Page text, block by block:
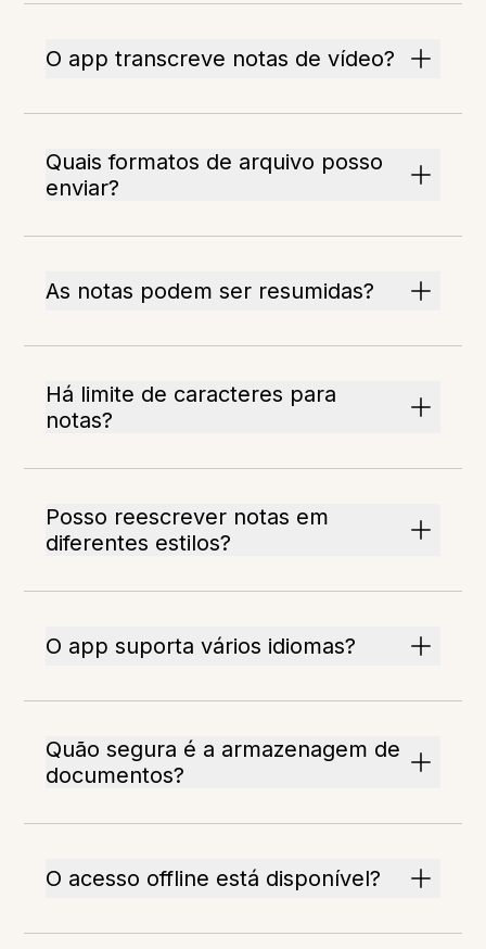
O app transcreve notas de vídeo?
Quais formatos de arquivo posso
enviar?
As notas podem ser resumidas?
Há limite de caracteres para
notas?
Posso reescrever notas em
diferentes estilos?
O app suporta vários idiomas?
Quão segura é a armazenagem de
documentos?
O acesso offline está disponível?